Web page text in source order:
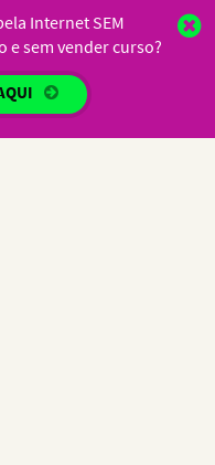
Internet SEM
e sem vender curso?